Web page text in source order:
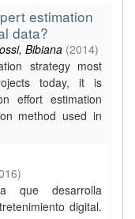
estimation
data?
Bibiana (2014)
strategy most
today, it is
effort estimation
method used in
)
que desarrolla
digital.